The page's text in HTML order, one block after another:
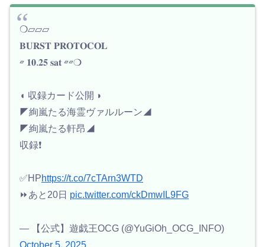
❍▱▱▱
𝐁𝐔𝐑𝐒𝐓 𝐏𝐑𝐎𝐓𝐎𝐂𝐎𝐋
▱ 𝟏𝟎.𝟐𝟓 𝐬𝐚𝐭 ▱▱❍
◖ 収録カード公開 ◗
◤絢嵐たる海霊ヴァルルーン◢
◤絢嵐たる軒昂◢
収録❗️
✅HPhttps://t.co/7cTArn3WTD
⏩あと20日 pic.twitter.com/ckDmwIL9FG
— 【公式】遊戯王OCG (@YuGiOh_OCG_INFO)
October 5, 2025